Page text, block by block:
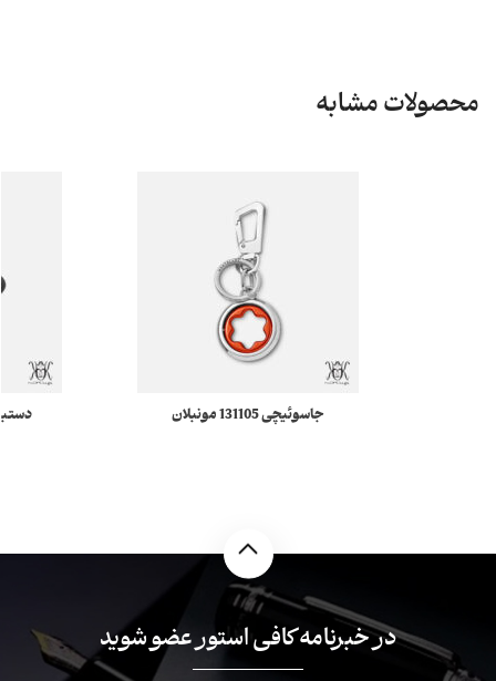
محصولات مشابه
جاسوئیچی 131105 مونبلان
در خبرنامه کافی استور عضو شوید